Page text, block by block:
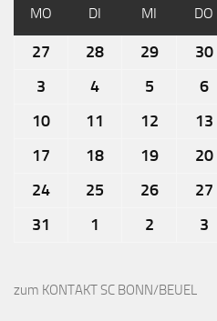
MO DI MI DO
27 28 29 30
3
4 5 6
10
11 12 13
17
18 19 20
24
25 26 27
31
1 2 3
zum KONTAKT SC BONN/BEUEL